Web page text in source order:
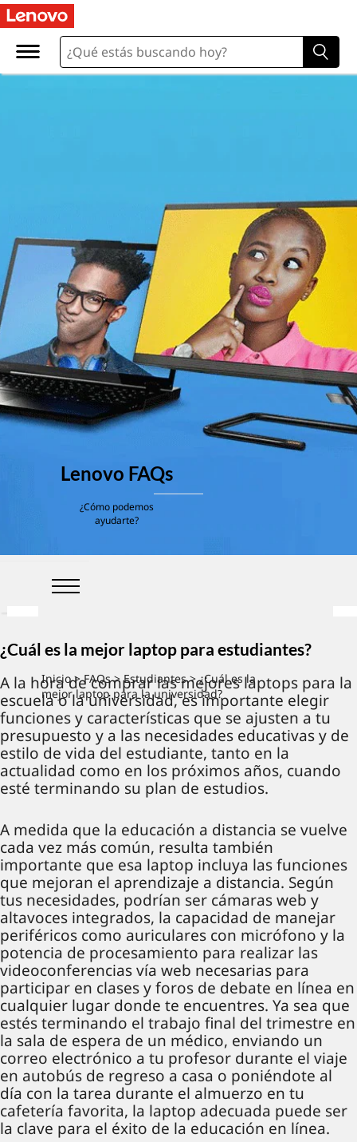
Inicio>FAQs>Estudiantes> ¿Cuál es la
mejor laptop para la universidad?
Lenovo FAQs
¿Cómo podemos
ayudarte?
¿Cuál es la mejor laptop para estudiantes?
A la hora de comprar las mejores laptops para la
escuela o la universidad, es importante elegir
funciones y características que se ajusten a tu
presupuesto y a las necesidades educativas y de
estilo de vida del estudiante, tanto en la
actualidad como en los próximos años, cuando
esté terminando su plan de estudios.
A medida que la educación a distancia se vuelve
cada vez más común, resulta también
importante que esa laptop incluya las funciones
que mejoran el aprendizaje a distancia. Según
tus necesidades, podrían ser cámaras web y
altavoces integrados, la capacidad de manejar
periféricos como auriculares con micrófono y la
potencia de procesamiento para realizar las
videoconferencias vía web necesarias para
participar en clases y foros de debate en línea en
cualquier lugar donde te encuentres. Ya sea que
estés terminando el trabajo final del trimestre en
la sala de espera de un médico, enviando un
correo electrónico a tu profesor durante el viaje
en autobús de regreso a casa o poniéndote al
día con la tarea durante el almuerzo en tu
cafetería favorita, la laptop adecuada puede ser
la clave para el éxito de la educación en línea.